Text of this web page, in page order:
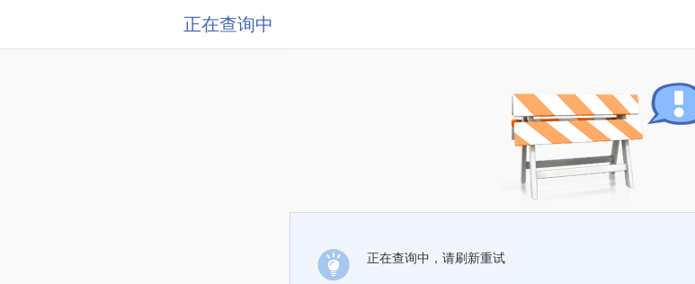
正在查询中
正在查询中，请刷新重试